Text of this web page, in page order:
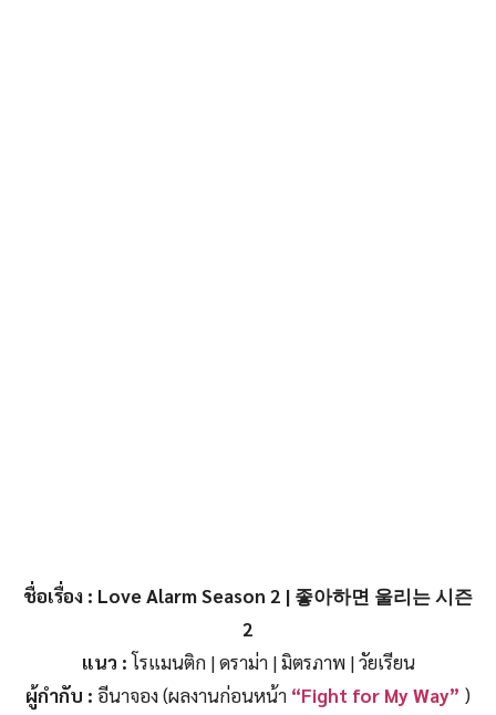
ชื่อเรื่อง : Love Alarm Season 2 | 좋아하면 울리는 시즌
2
แนว :โรแมนติก | ดราม่า | มิตรภาพ | วัยเรียน
ผู้กำกับ : อีนาจอง (ผลงานก่อนหน้า “Fight for My Way” )